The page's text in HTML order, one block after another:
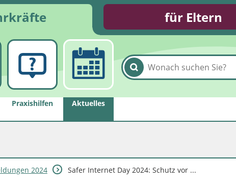
für Eltern
Praxishilfen Aktuelles
2024 Safer Internet Day 2024: Schutz vor ...